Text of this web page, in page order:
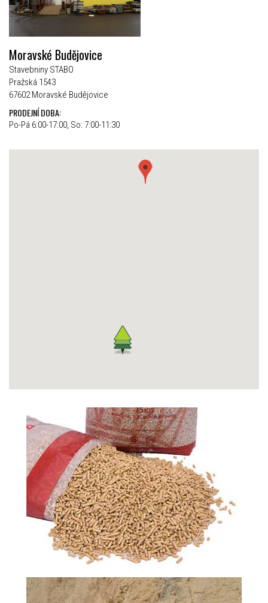
Moravské Budějovice
Stavebniny STABO
Pražská 1543
67602 Moravské Budějovice
PRODEJNÍ DOBA:
Po-Pá 6:00-17:00, So: 7:00-11:30